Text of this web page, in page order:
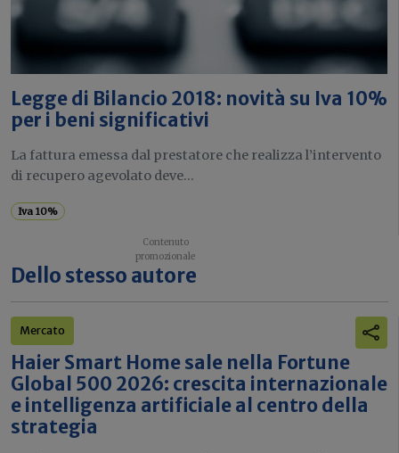
Legge di Bilancio 2018: novità su Iva 10%
per i beni significativi
La fattura emessa dal prestatore che realizza l’intervento
di recupero agevolato deve...
Iva 10%
Dello stesso autore
Mercato
Haier Smart Home sale nella Fortune
Global 500 2026: crescita internazionale
e intelligenza artificiale al centro della
strategia